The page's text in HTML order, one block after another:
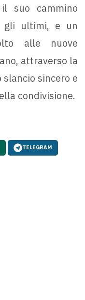
suo cammino
gli ultimi, e un
alle nuove
attraverso la
slancio sincero e
condivisione.
TELEGRAM